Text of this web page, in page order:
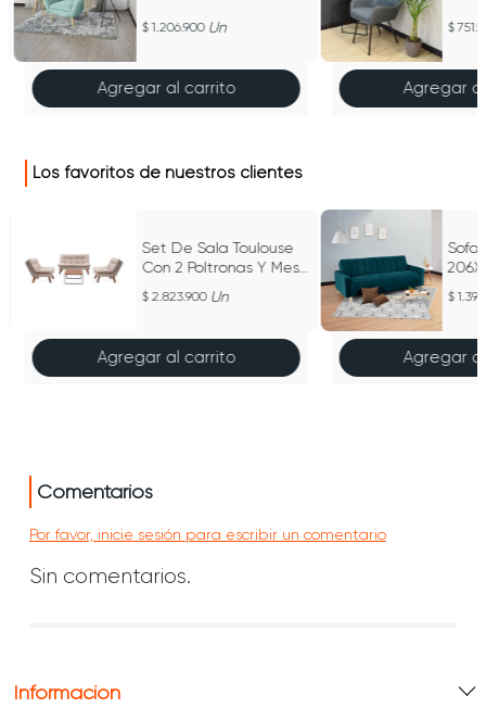
1.206.900 Un
Agregar al carrito Agregar
Los favoritos de nuestros clientes
Set De Sala Toulouse
Con 2 Poltronas Y Mesa
Centro Tela Beige
2.823.900 Un
Agregar al carrito
Sofa
Agregar
Comentarios
Por favor, inicie sesión para escribir un comentario
Sin comentarios.
Información